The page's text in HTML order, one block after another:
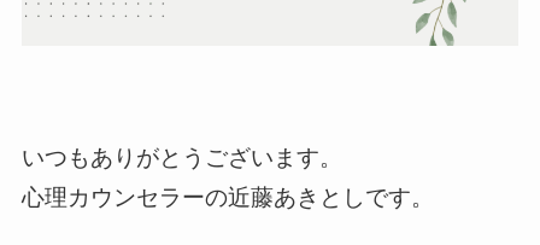
いつもありがとうございます。
心理カウンセラーの近藤あきとしです。